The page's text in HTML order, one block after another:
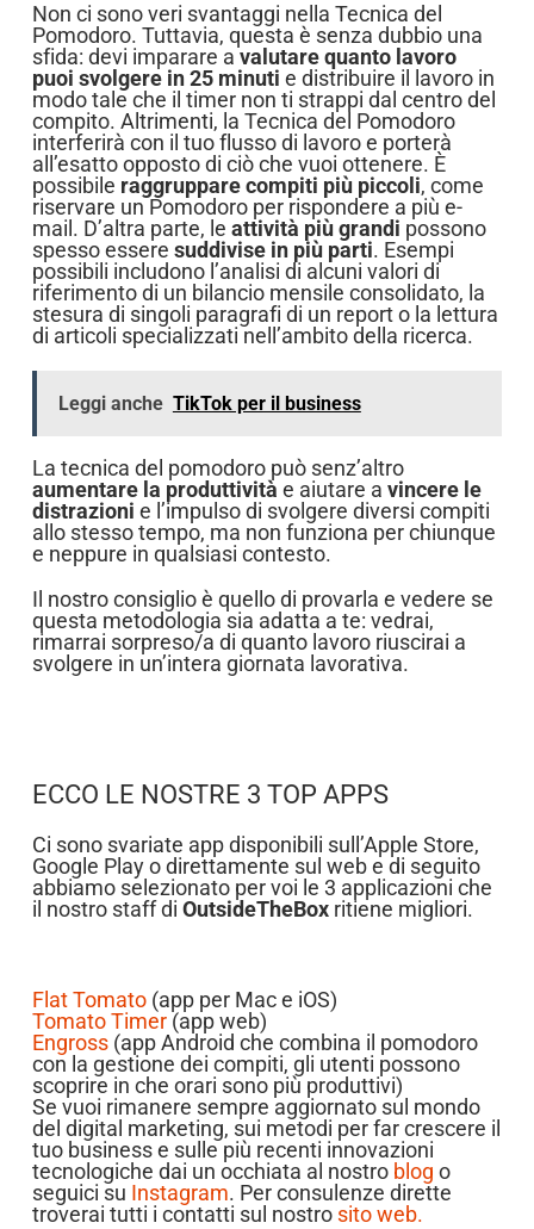
Non ci sono veri svantaggi nella Tecnica del
Pomodoro. Tuttavia, questa è senza dubbio una
sfida: devi imparare a valutare quanto lavoro
puoi svolgere in 25 minuti e distribuire il lavoro in
modo tale che il timer non ti strappi dal centro del
compito. Altrimenti, la Tecnica del Pomodoro
interferirà con il tuo flusso di lavoro e porterà
all’esatto opposto di ciò che vuoi ottenere. È
possibile raggruppare compiti più piccoli, come
riservare un Pomodoro per rispondere a più e-
mail. D’altra parte, le attività più grandi possono
spesso essere suddivise in più parti. Esempi
possibili includono l’analisi di alcuni valori di
riferimento di un bilancio mensile consolidato, la
stesura di singoli paragrafi di un report o la lettura
di articoli specializzati nell’ambito della ricerca.
Leggi anche TikTok per il business
La tecnica del pomodoro può senz’altro
aumentare la produttività e aiutare a vincere le
distrazioni e l’impulso di svolgere diversi compiti
allo stesso tempo, ma non funziona per chiunque
e neppure in qualsiasi contesto.
Il nostro consiglio è quello di provarla e vedere se
questa metodologia sia adatta a te: vedrai,
rimarrai sorpreso/a di quanto lavoro riuscirai a
svolgere in un’intera giornata lavorativa.
ECCO LE NOSTRE 3 TOP APPS
Ci sono svariate app disponibili sull’Apple Store,
Google Play o direttamente sul web e di seguito
abbiamo selezionato per voi le 3 applicazioni che
il nostro staff di OutsideTheBoxritiene migliori.
Flat Tomato (app per Mac e iOS)
Tomato Timer(app web)
Engross(app Android che combina il pomodoro
con la gestione dei compiti, gli utenti possono
scoprire in che orari sono più produttivi)
Se vuoi rimanere sempre aggiornato sul mondo
del digital marketing, sui metodi per far crescere il
tuo business e sulle più recenti innovazioni
tecnologiche dai un occhiata al nostro blog o
seguici su Instagram. Per consulenze dirette
troverai tutti i contatti sul nostro sito web.